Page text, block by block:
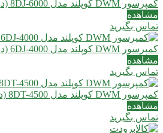
کمپرسور DWM کوپلند مدل 8DJ-6000 (دیسکاس)
مشاهده
تماس بگیرید
کمپرسور DWM کوپلند مدل 6DJ-4000 (دیسکاس)
مشاهده
تماس بگیرید
کمپرسور DWM کوپلند مدل 8DT-4500 (دیسکاس)
مشاهده
تماس بگیرید